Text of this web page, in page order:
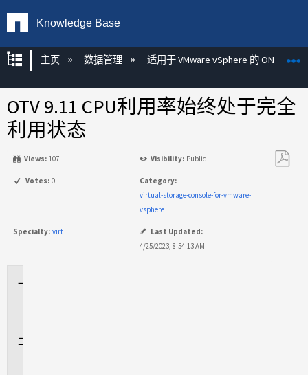
Knowledge Base
扩展/隐缩全局层次
主页 数据管理 适用于 VMware vSphere 的 ONTAP 工
OTV 9.11 CPU利用率始终处于完全
利用状态
Views: 107 Visibility: Public
Votes: 0
Category:
virtual-storage-console-for-vmware-
vsphere
Specialty: virt
Last Updated:
4/25/2023, 8:54:13 AM